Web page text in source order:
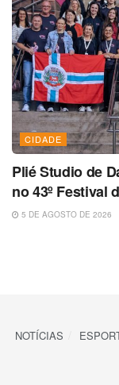
CIDADE
Plié Studio de
no 43º Festival
5 DE AGOSTO DE 2026
NOTÍCIAS